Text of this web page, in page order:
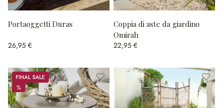
Portaoggetti Duras
26,95 €
Coppia di aste da giardino
Omirah
22,95 €
Sale
%
%